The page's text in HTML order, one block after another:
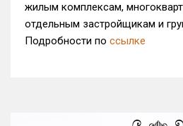
жилым комплексам,
отдельным застройщикам и
Подробности по ссылке